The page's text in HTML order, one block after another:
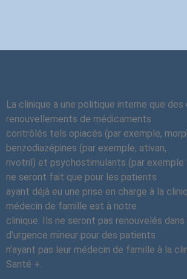
La clinique a une politique interne que des
renouvellements de médicaments
contrôlés tels opiacés (par exemple,
benzodiazépines (par exemple, ativan,
rivotril) et psychostimulants (par exemple
ne seront fait que pour les patients
ayant déjà eu une prise en charge à la
médecin de famille est à notre
clinique. Ils ne seront pas renouvelés
d’urgence mineur pour des patients
n’ayant pas leur médecin de famille à la
Santé +.